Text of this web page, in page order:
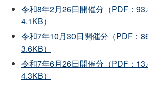
令和8年2月26日開催分（PDF：
4.1KB）
令和7年10月30日開催分（PDF：
3.6KB）
令和7年6月26日開催分（PDF：
4.3KB）